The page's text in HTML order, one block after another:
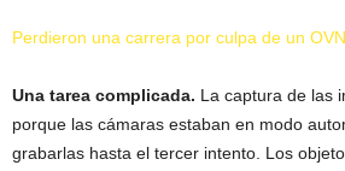
Perdieron una carrera por culpa de un
Una tarea complicada. La captura de las
porque las cámaras estaban en modo
grabarlas hasta el tercer intento. Los